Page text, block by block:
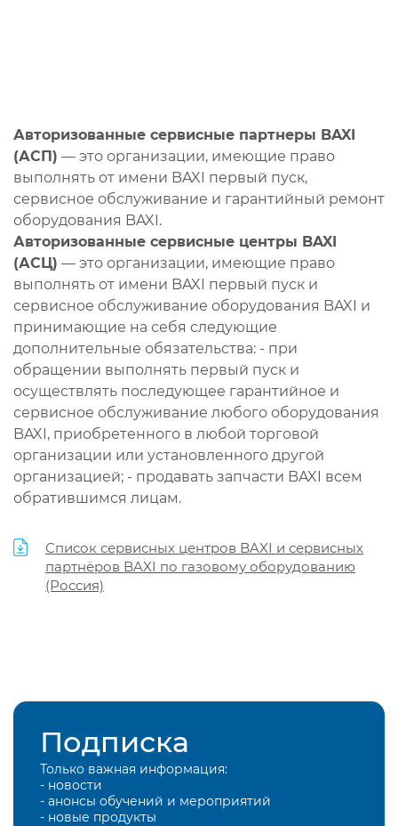
Авторизованные сервисные партнеры BAXI
(АСП) — это организации, имеющие право
выполнять от имени BAXI первый пуск,
сервисное обслуживание и гарантийный ремонт
оборудования BAXI.
Авторизованные сервисные центры BAXI
(АСЦ) — это организации, имеющие право
выполнять от имени BAXI первый пуск и
сервисное обслуживание оборудования BAXI и
принимающие на себя следующие
дополнительные обязательства: - при
обращении выполнять первый пуск и
осуществлять последующее гарантийное и
сервисное обслуживание любого оборудования
BAXI, приобретенного в любой торговой
организации или установленного другой
организацией; - продавать запчасти BAXI всем
обратившимся лицам.
Список сервисных центров BAXI и сервисных
партнёров BAXI по газовому оборудованию
(Россия)
Подписка
Только важная информация:
- новости
- анонсы обучений и мероприятий
- новые продукты